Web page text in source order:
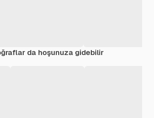
da hoşunuza gidebilir